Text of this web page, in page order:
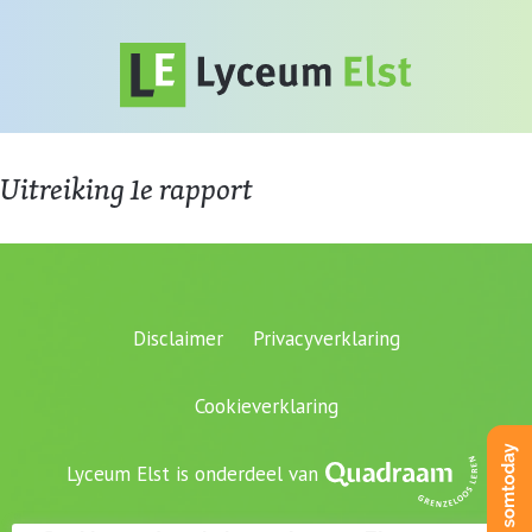
Uitreiking 1e rapport
Disclaimer Privacyverklaring
Cookieverklaring
Lyceum Elst is onderdeel van